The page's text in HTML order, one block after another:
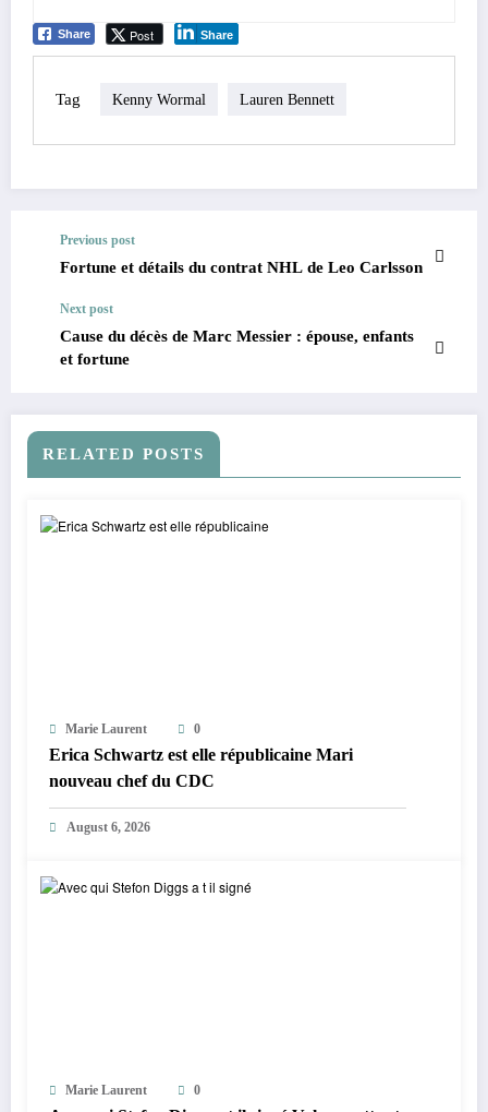
Share Post Share
Tag Kenny Wormal Lauren Bennett
Previous post
Fortune et détails du contrat NHL de Leo Carlsson
Next post
Cause du décès de Marc Messier : épouse, enfants
et fortune
RELATED POSTS
Marie Laurent 0
Erica Schwartz est elle républicaine Mari
nouveau chef du CDC
August 6, 2026
Marie Laurent 0